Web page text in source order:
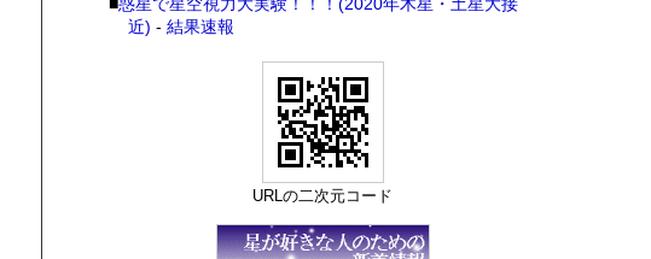
近) -結果速報
URLの二次元コード